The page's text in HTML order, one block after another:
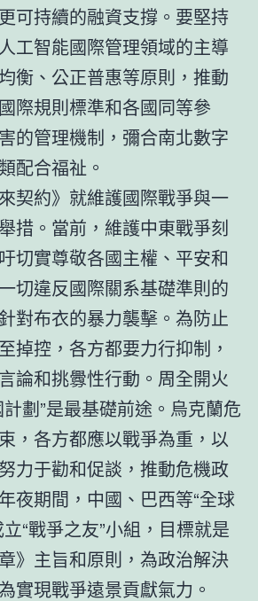
可持續的融資支撐。要堅持
工智能國際管理領域的主導
衡、公正普惠等原則，推動
際規則標準和各國同等參
的管理機制，彌合南北數字
配合福祉。
契約》就維護國際戰爭與一
措。當前，維護中東戰爭刻
切實尊敬各國主權、平安和
切違反國際關系基礎準則的
對布衣的暴力襲擊。為防止
掉控，各方都要力行抑制，
論和挑釁性行動。周全開火
劃”是最基礎前途。烏克蘭危
，各方都應以戰爭為重，以
力于勸和促談，推動危機政
夜期間，中國、巴西等“全球
“戰爭之友”小組，目標就是
》主旨和原則，為政治解決
實現戰爭遠景貢獻氣力。